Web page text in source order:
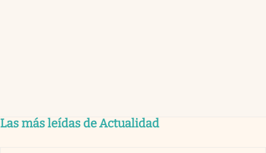
Las más leídas de Actualidad